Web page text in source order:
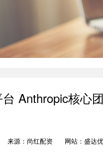
Anthropic核心
来源：尚红配资 网站：盛达